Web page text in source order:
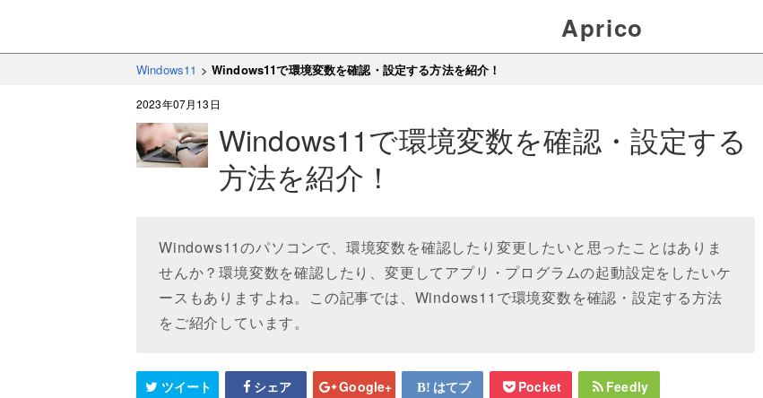
Aprico
Windows11 > Windows11で環境変数を確認・設定する方法を紹介！
2023年07月13日
Windows11で環境変数を確認・設定する
方法を紹介！
Windows11のパソコンで、環境変数を確認したり変更したいと思ったことはありま
せんか？環境変数を確認したり、変更してアプリ・プログラムの起動設定をしたいケ
ースもありますよね。この記事では、Windows11で環境変数を確認・設定する方法
をご紹介しています。
ツイート シェア Google+ はてブ Pocket Feedly